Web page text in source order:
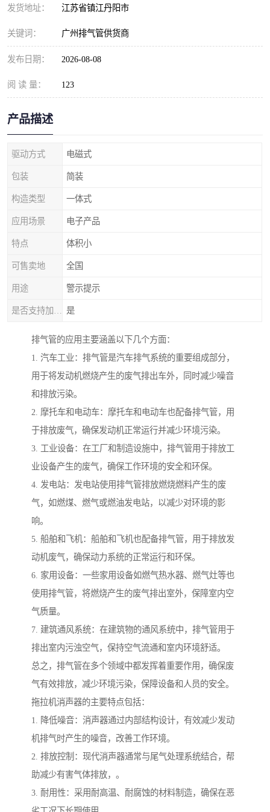
发货地址： 江苏省镇江丹阳市
关键词： 广州排气管供货商
发布日期： 2026-08-08
阅 读 量： 123
产品描述
驱动方式 电磁式
包装 简装
构造类型 一体式
应用场景 电子产品
特点 体积小
可售卖地 全国
用途 警示提示
是
排气管的应用主要涵盖以下几个方面：
1. 汽车工业：排气管是汽车排气系统的重要组成部分，
用于将发动机燃烧产生的废气排出车外，同时减少噪音
和排放污染。
2. 摩托车和电动车：摩托车和电动车也配备排气管，用
于排放废气，确保发动机正常运行并减少环境污染。
3. 工业设备：在工厂和制造设施中，排气管用于排放工
业设备产生的废气，确保工作环境的安全和环保。
4. 发电站：发电站使用排气管排放燃烧燃料产生的废
气，如燃煤、燃气或燃油发电站，以减少对环境的影
响。
5. 船舶和飞机：船舶和飞机也配备排气管，用于排放发
动机废气，确保动力系统的正常运行和环保。
6. 家用设备：一些家用设备如燃气热水器、燃气灶等也
使用排气管，将燃烧产生的废气排出室外，保障室内空
气质量。
7. 建筑通风系统：在建筑物的通风系统中，排气管用于
排出室内污浊空气，保持空气流通和室内环境舒适。
总之，排气管在多个领域中都发挥着重要作用，确保废
气有效排放，减少环境污染，保障设备和人员的安全。
拖拉机消声器的主要特点包括：
1. 降低噪音：消声器通过内部结构设计，有效减少发动
机排气时产生的噪音，改善工作环境。
2. 排放控制：现代消声器通常与尾气处理系统结合，帮
助减少有害气体排放，。
3. 耐用性：采用耐高温、耐腐蚀的材料制造，确保在恶